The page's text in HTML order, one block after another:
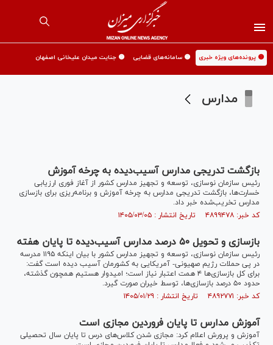
🟡 پرونده‌های ویژه خبری 🟡 سامانه‌های قضایی 🟡 جنایت میدان علیخانی اصفهان
مدارس
بازگشت تدریجی مدارس آسیب‌دیده به چرخه آموزش
رئیس سازمان نوسازی، توسعه و تجهیز مدارس کشور از آغاز فوری ارزیابی
خسارت‌ها، بازگشت تدریجی مدارس به چرخه آموزش و برنامه‌ریزی برای بازسازی
مدارس تخریب‌شده خبر داد.
کد خبر: ۴۸۹۹۴۷۸ تاریخ انتشار : ۱۴۰۵/۰۳/۰۵
بازسازی و تحویل ۵۰ درصد مدارس آسیب‌دیده تا پایان هفته
رئیس سازمان نوسازی، توسعه و تجهیز مدارس کشور با بیان اینکه ۱۱۹۵ مدرسه
در پی حملات رژیم صهیونی- آمریکایی به کشورمان آسیب دیده است گفت:
برای کل بازسازی‌ها ۴ همت اعتبار نیاز است؛ امیدوار هستیم همچون گذشته،
حدود ۵۰ درصد بازسازی‌ها، توسط خیران صورت گیرد.
کد خبر: ۴۸۹۲۷۷۱ تاریخ انتشار : ۱۴۰۵/۰۱/۲۹
آموزش مدارس تا پایان فروردین مجازی است
آموزش و پرورش اعلام کرد: مجازی شدن کلاس‌های درس تا پایان سال تحصیلی